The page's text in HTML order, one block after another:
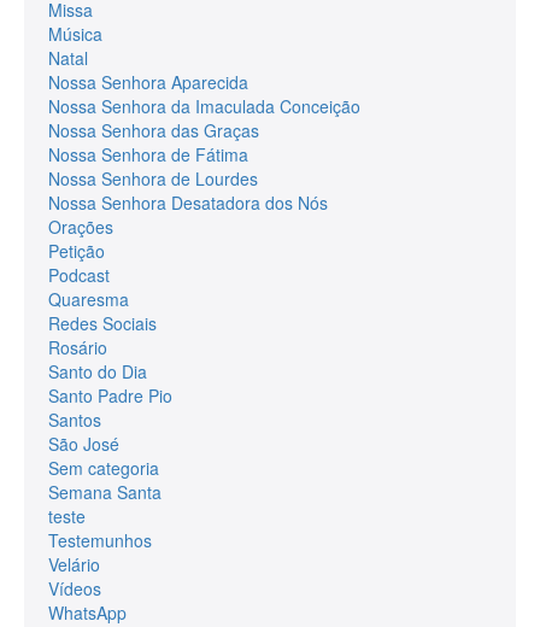
Missa
Música
Natal
Nossa Senhora Aparecida
Nossa Senhora da Imaculada Conceição
Nossa Senhora das Graças
Nossa Senhora de Fátima
Nossa Senhora de Lourdes
Nossa Senhora Desatadora dos Nós
Orações
Petição
Podcast
Quaresma
Redes Sociais
Rosário
Santo do Dia
Santo Padre Pio
Santos
São José
Sem categoria
Semana Santa
teste
Testemunhos
Velário
Vídeos
WhatsApp